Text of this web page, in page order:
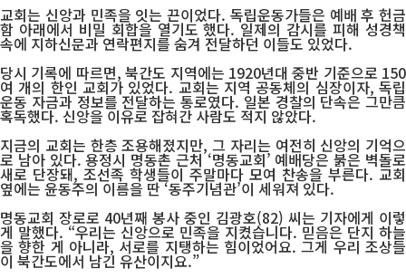
교회는 신앙과 민족을 잇는 끈이었다. 독립운동가들은 예배 후 헌금
함 아래에서 비밀 회합을 열기도 했다. 일제의 감시를 피해 성경책
속에 지하신문과 연락편지를 숨겨 전달하던 이들도 있었다.
당시 기록에 따르면, 북간도 지역에는 1920년대 중반 기준으로 150
여 개의 한인 교회가 있었다. 교회는 지역 공동체의 심장이자, 독립
운동 자금과 정보를 전달하는 통로였다. 일본 경찰의 단속은 그만큼
혹독했다. 신앙을 이유로 잡혀간 사람도 적지 않았다.
지금의 교회는 한층 조용해졌지만, 그 자리는 여전히 신앙의 기억으
로 남아 있다. 용정시 명동촌 근처 ‘명동교회’ 예배당은 붉은 벽돌로
새로 단장돼, 조선족 학생들이 주말마다 모여 찬송을 부른다. 교회
옆에는 윤동주의 이름을 딴 ‘동주기념관’이 세워져 있다.
명동교회 장로로 40년째 봉사 중인 김광호(82) 씨는 기자에게 이렇
게 말했다. “우리는 신앙으로 민족을 지켰습니다. 믿음은 단지 하늘
을 향한 게 아니라, 서로를 지탱하는 힘이었어요. 그게 우리 조상들
이 북간도에서 남긴 유산이지요.”